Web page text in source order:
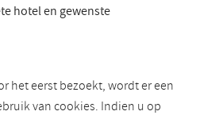
hotel en gewenste
het eerst bezoekt, wordt er een
van cookies. Indien u op